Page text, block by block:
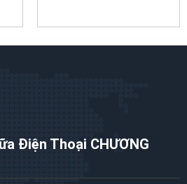
Điện Thoại CHƯƠNG